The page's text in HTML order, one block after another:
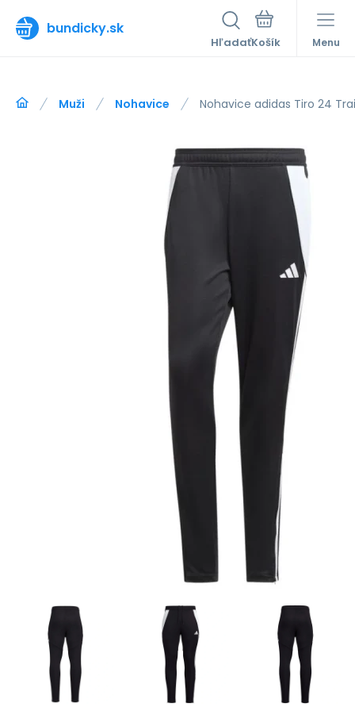
bundicky.sk
Hľadať Menu
Muži Nohavice Nohavice adidas Tiro 24